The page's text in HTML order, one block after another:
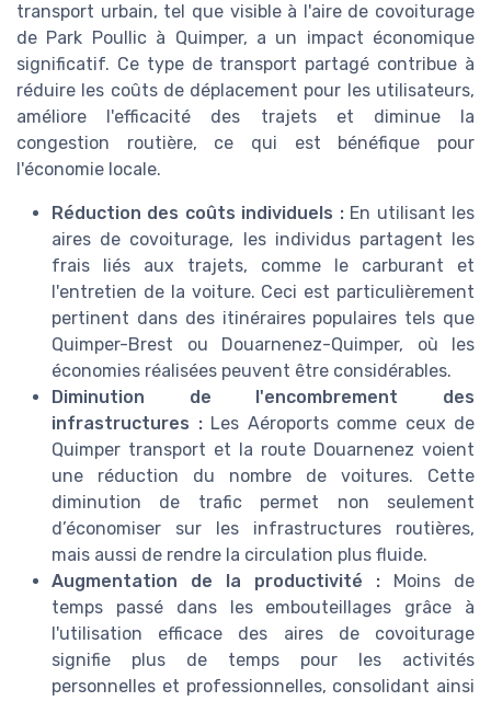
transport urbain, tel que visible à l'aire de covoiturage
de Park Poullic à Quimper, a un impact économique
significatif. Ce type de transport partagé contribue à
réduire les coûts de déplacement pour les utilisateurs,
améliore l'efficacité des trajets et diminue la
congestion routière, ce qui est bénéfique pour
l'économie locale.
Réduction des coûts individuels :En utilisant les
aires de covoiturage, les individus partagent les
frais liés aux trajets, comme le carburant et
l'entretien de la voiture. Ceci est particulièrement
pertinent dans des itinéraires populaires tels que
Quimper-Brest ou Douarnenez-Quimper, où les
économies réalisées peuvent être considérables.
Diminution de l'encombrement des
infrastructures :Les Aéroports comme ceux de
Quimper transport et la route Douarnenez voient
une réduction du nombre de voitures. Cette
diminution de trafic permet non seulement
d’économiser sur les infrastructures routières,
mais aussi de rendre la circulation plus fluide.
Augmentation de la productivité : Moins de
temps passé dans les embouteillages grâce à
l'utilisation efficace des aires de covoiturage
signifie plus de temps pour les activités
personnelles et professionnelles, consolidant ainsi